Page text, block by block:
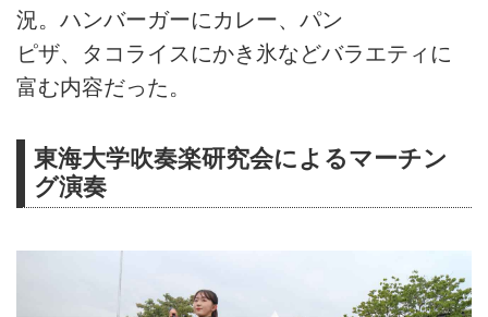
況。ハンバーガーにカレー、パン
ピザ、タコライスにかき氷などバラエティに
富む内容だった。
東海大学吹奏楽研究会によるマーチン
グ演奏